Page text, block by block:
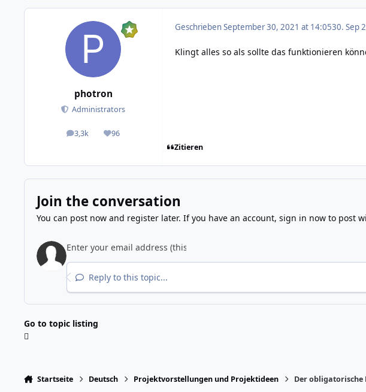
photron
Administrators
3,3k
posts 96
Reputation
GeschriebenSeptember 30, 2021 at 14:0530. Sep
Klingt alles so als sollte das funktionieren
Zitieren
Join the conversation
You can post now and register later. If you have an account, sign in nowto post
Reply to this topic...
Go to topic listing
Startseite Deutsch Projektvorstellungen und Projektideen Der obligatorische